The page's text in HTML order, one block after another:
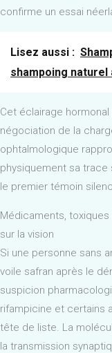
confirme un essai
Lisez aussi :
shampoing naturel
Cet éclairage
négociation de la
ophtalmologique
physiquement sa trace
le premier témoin
Médicaments,
sur la vision
Si une personne sans
voile safran après le
suspicion
rifampicine et certains
tête de liste. La
la transmission